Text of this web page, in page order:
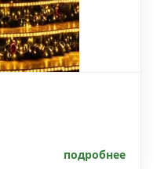
подробнее